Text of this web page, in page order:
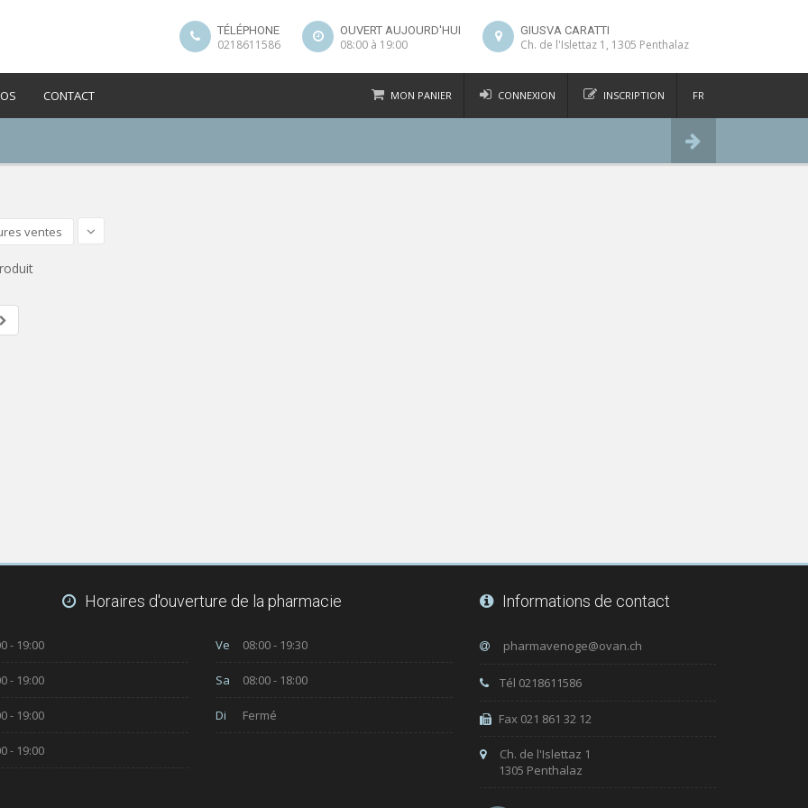
TÉLÉPHONE
0218611586
OUVERT AUJOURD'HUI
08:00 à 19:00
GIUSVA CARATTI
Ch. de l'Islettaz 1, 1305 Penthalaz
CONTACT MON PANIER CONNEXION INSCRIPTION FR
IT
ventes
Horaires d'ouverture de la pharmacie
- 19:00
- 19:00
- 19:00
- 19:00
Ve 08:00 - 19:30
Sa 08:00 - 18:00
Di Fermé
Informations de contact
Tél 0218611586
Fax 021 861 32 12
Ch. de l'Islettaz 1
1305 Penthalaz